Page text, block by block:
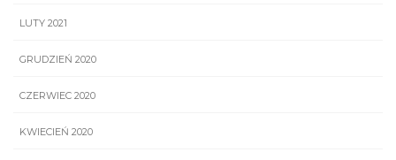
LUTY 2021
GRUDZIEŃ 2020
CZERWIEC 2020
KWIECIEŃ 2020